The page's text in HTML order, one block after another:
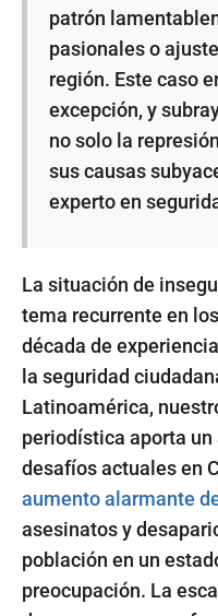
patrón
pasionales o
región. Este caso
excepción, y
no solo la
sus causas
experto en
La situación de
tema recurrente en
década de
la seguridad
Latinoamérica,
periodística aporta
desafíos actuales en
aumento alarmante
asesinatos y
población en un
preocupación. La